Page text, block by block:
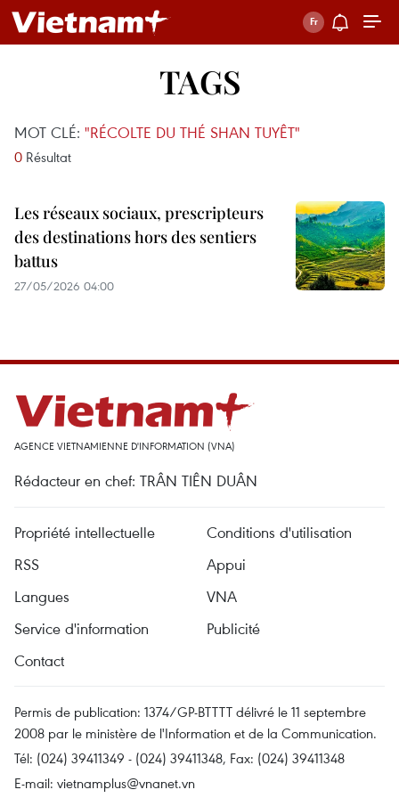
TAGS
MOT CLÉ: "RÉCOLTE DU THÉ SHAN TUYÊT"
0 Résultat
Les réseaux sociaux, prescripteurs
des destinations hors des sentiers
battus
27/05/2026 04:00
AGENCE VIETNAMIENNE D'INFORMATION (VNA)
Rédacteur en chef: TRÂN TIÊN DUÂN
Propriété intellectuelle
Conditions d'utilisation
RSS
Appui
Langues
VNA
Service d'information
Publicité
Contact
Permis de publication: 1374/GP-BTTTT délivré le 11 septembre
2008 par le ministère de l'Information et de la Communication.
Tél: (024) 39411349 - (024) 39411348, Fax: (024) 39411348
E-mail: vietnamplus@vnanet.vn